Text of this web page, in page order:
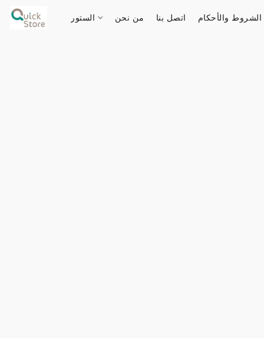
من نحن اتصل بنا الشروط والأحكام